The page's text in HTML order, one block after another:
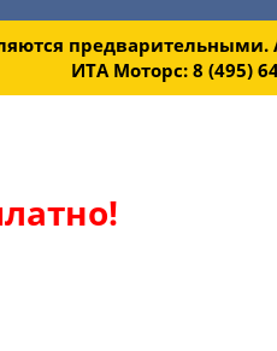
ИТА Моторс: 8 (495)